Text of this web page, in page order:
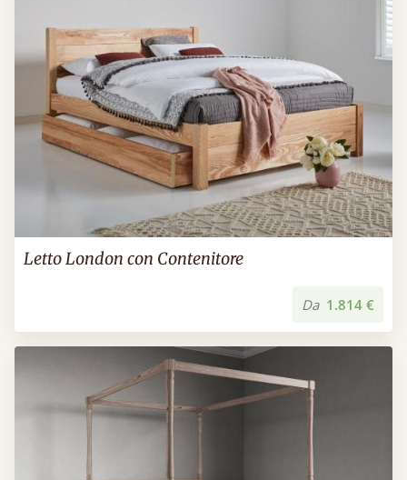
Letto London con Contenitore
Da 1.814 €